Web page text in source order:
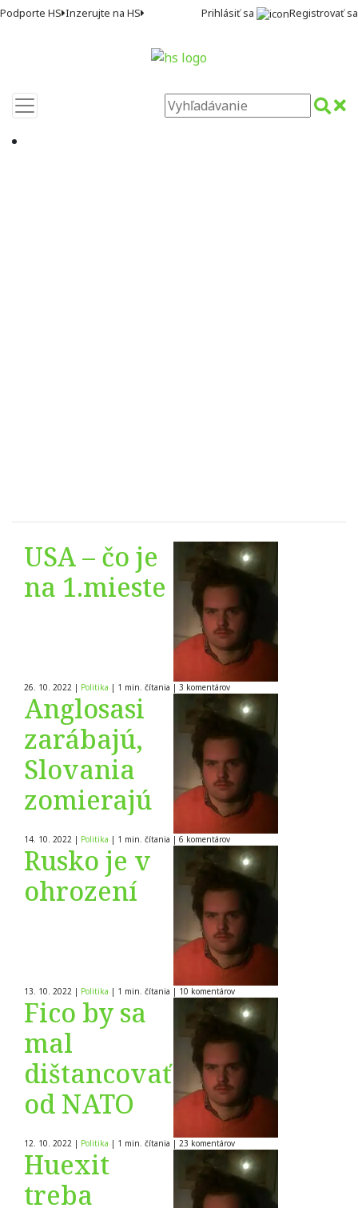
Podporte HS Inzerujte na HS Prihlásiť sa Registrovať sa
USA – čo je
na 1.mieste
26. 10. 2022 | Politika | 1 min. čítania | 3 komentárov
Anglosasi
zarábajú,
Slovania
zomierajú
14. 10. 2022 | Politika | 1 min. čítania | 6 komentárov
Rusko je v
ohrození
13. 10. 2022 | Politika | 1 min. čítania | 10 komentárov
Fico by sa
mal
dištancovať
od NATO
12. 10. 2022 | Politika | 1 min. čítania | 23 komentárov
Huexit
treba